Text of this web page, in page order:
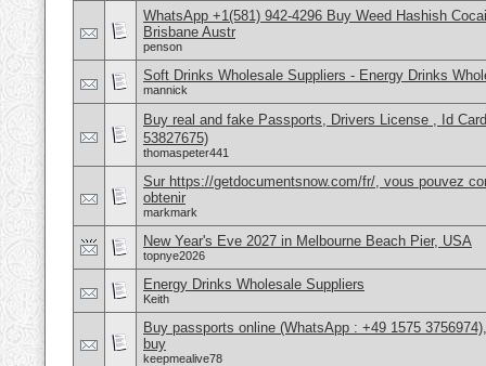
WhatsApp +1(581) 942-4296 Buy Weed Hashish
Brisbane Austr
penson
Soft Drinks Wholesale Suppliers - Energy Drinks
mannick
Buy real and fake Passports, Drivers License , Id
53827675)
thomaspeter441
Sur https://getdocumentsnow.com/fr/, vous pouvez
obtenir
markmark
New Year's Eve 2027 in Melbourne Beach Pier, USA
topnye2026
Energy Drinks Wholesale Suppliers
Keith
Buy passports online (WhatsApp : +49 1575
buy
keepmealive78